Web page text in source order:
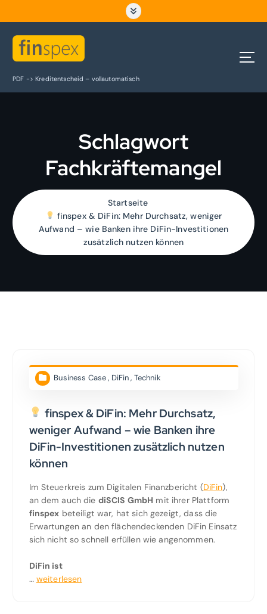
PDF -> Kreditentscheid – vollautomatisch
Schlagwort
Fachkräftemangel
Startseite
finspex & DiFin: Mehr Durchsatz, weniger
Aufwand – wie Banken ihre DiFin-Investitionen
zusätzlich nutzen können
Business Case, DiFin, Technik
finspex & DiFin: Mehr Durchsatz,
weniger Aufwand – wie Banken ihre
DiFin-Investitionen zusätzlich nutzen
können
Im Steuerkreis zum Digitalen Finanzbericht (DiFin),
an dem auch die diSCIS GmbH mit ihrer Plattform
finspex beteiligt war, hat sich gezeigt, dass die
Erwartungen an den flächendeckenden DiFin Einsatz
sich nicht so schnell erfüllen wie angenommen.
DiFin ist
… weiterlesen